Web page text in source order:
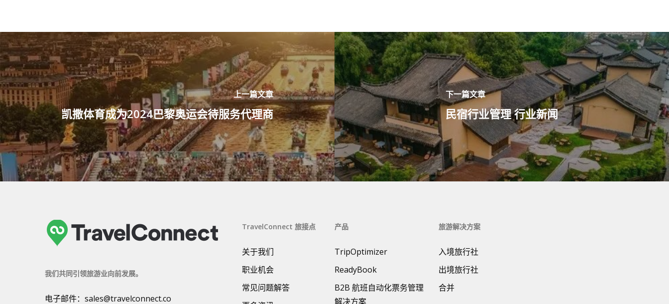
上一篇文章
凯撒体育成为2024巴黎奥运会待服务代理商
下一篇文章
民宿行业管理 行业新闻
我们共同引领旅游业向前发展。
电子邮件： sales@travelconnect.co
TravelConnect 旅接点
关于我们
职业机会
常见问题解答
产品
TripOptimizer
ReadyBook
B2B 航班自动化票务管理
解决方案
旅游解决方案
入境旅行社
出境旅行社
合并